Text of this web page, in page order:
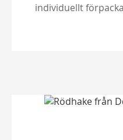
individuellt